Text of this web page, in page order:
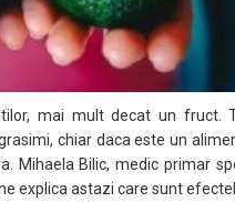
mai mult decat un fruct.
chiar daca este un
Mihaela Bilic, medic primar
explica astazi care sunt